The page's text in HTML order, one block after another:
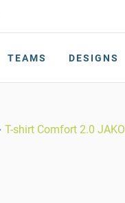
TEAMS DESIGNS
T-shirt Comfort 2.0 JAKO